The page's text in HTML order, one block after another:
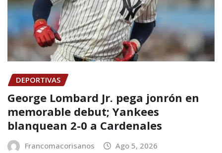
DEPORTIVAS
George Lombard Jr. pega jonrón en
memorable debut; Yankees
blanquean 2-0 a Cardenales
Francomacorisanos Ago 5, 2026